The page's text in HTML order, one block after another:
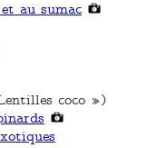
au sumac
coco »)